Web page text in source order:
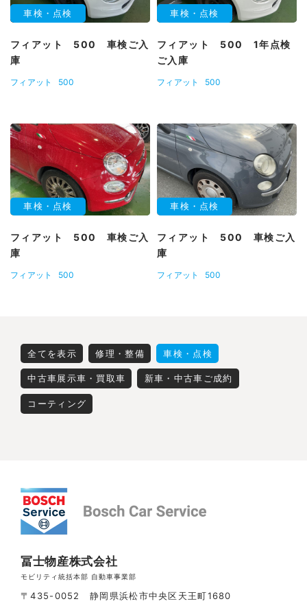
車検・点検
フィアット 500 車検ご入
庫
フィアット 500
車検・点検
フィアット 500 1年点検
ご入庫
フィアット 500
車検・点検
フィアット 500 車検ご入
庫
フィアット 500
車検・点検
フィアット 500 車検ご入
庫
フィアット 500
全てを表示 修理・整備 車検・点検
中古車展示車・買取車 新車・中古車ご成約
コーティング
冨士物産株式会社
モビリティ統括本部 自動車事業部
〒435-0052 静岡県浜松市中央区天王町1680